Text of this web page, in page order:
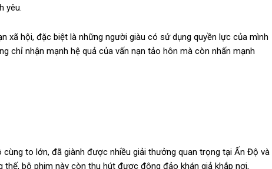
yêu.
xã hội, đặc biệt là những người giàu có sử dụng quyền lực của mình
chỉ nhận mạnh hệ quả của vấn nạn tảo hôn mà còn nhấn mạnh
to lớn, đã giành được nhiều giải thưởng quan trọng tại Ấn Độ và
thế, bộ phim này còn thu hút được đông đảo khán giả khắp nơi,